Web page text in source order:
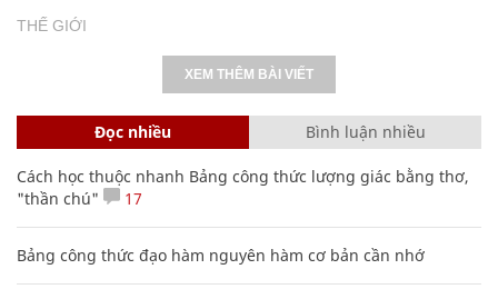
THẾ GIỚI
XEM THÊM BÀI VIẾT
Đọc nhiều Bình luận nhiều
Cách học thuộc nhanh Bảng công thức lượng giác bằng thơ,
"thần chú"
17
Bảng công thức đạo hàm nguyên hàm cơ bản cần nhớ